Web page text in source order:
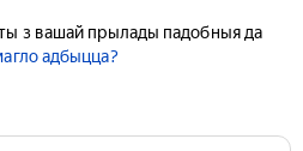
з вашай прылады падобныя да
адбыцца?